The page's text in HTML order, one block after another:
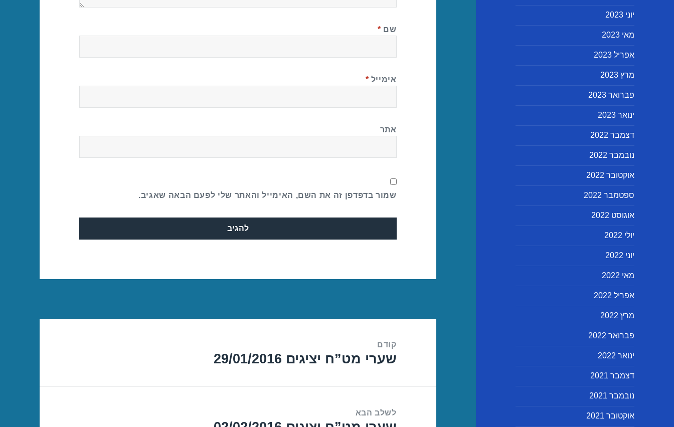
יוני 2023
מאי 2023
אפריל 2023
מרץ 2023
פברואר 2023
ינואר 2023
דצמבר 2022
נובמבר 2022
אוקטובר 2022
ספטמבר 2022
אוגוסט 2022
יולי 2022
יוני 2022
מאי 2022
אפריל 2022
מרץ 2022
פברואר 2022
ינואר 2022
דצמבר 2021
נובמבר 2021
אוקטובר 2021
שם *
אימייל *
אתר
שמור בדפדפן זה את השם, האימייל והאתר שלי לפעם הבאה שאגיב.
קודם
הפוסט
שערי מט”ח יציגים 29/01/2016
לשלב הבא